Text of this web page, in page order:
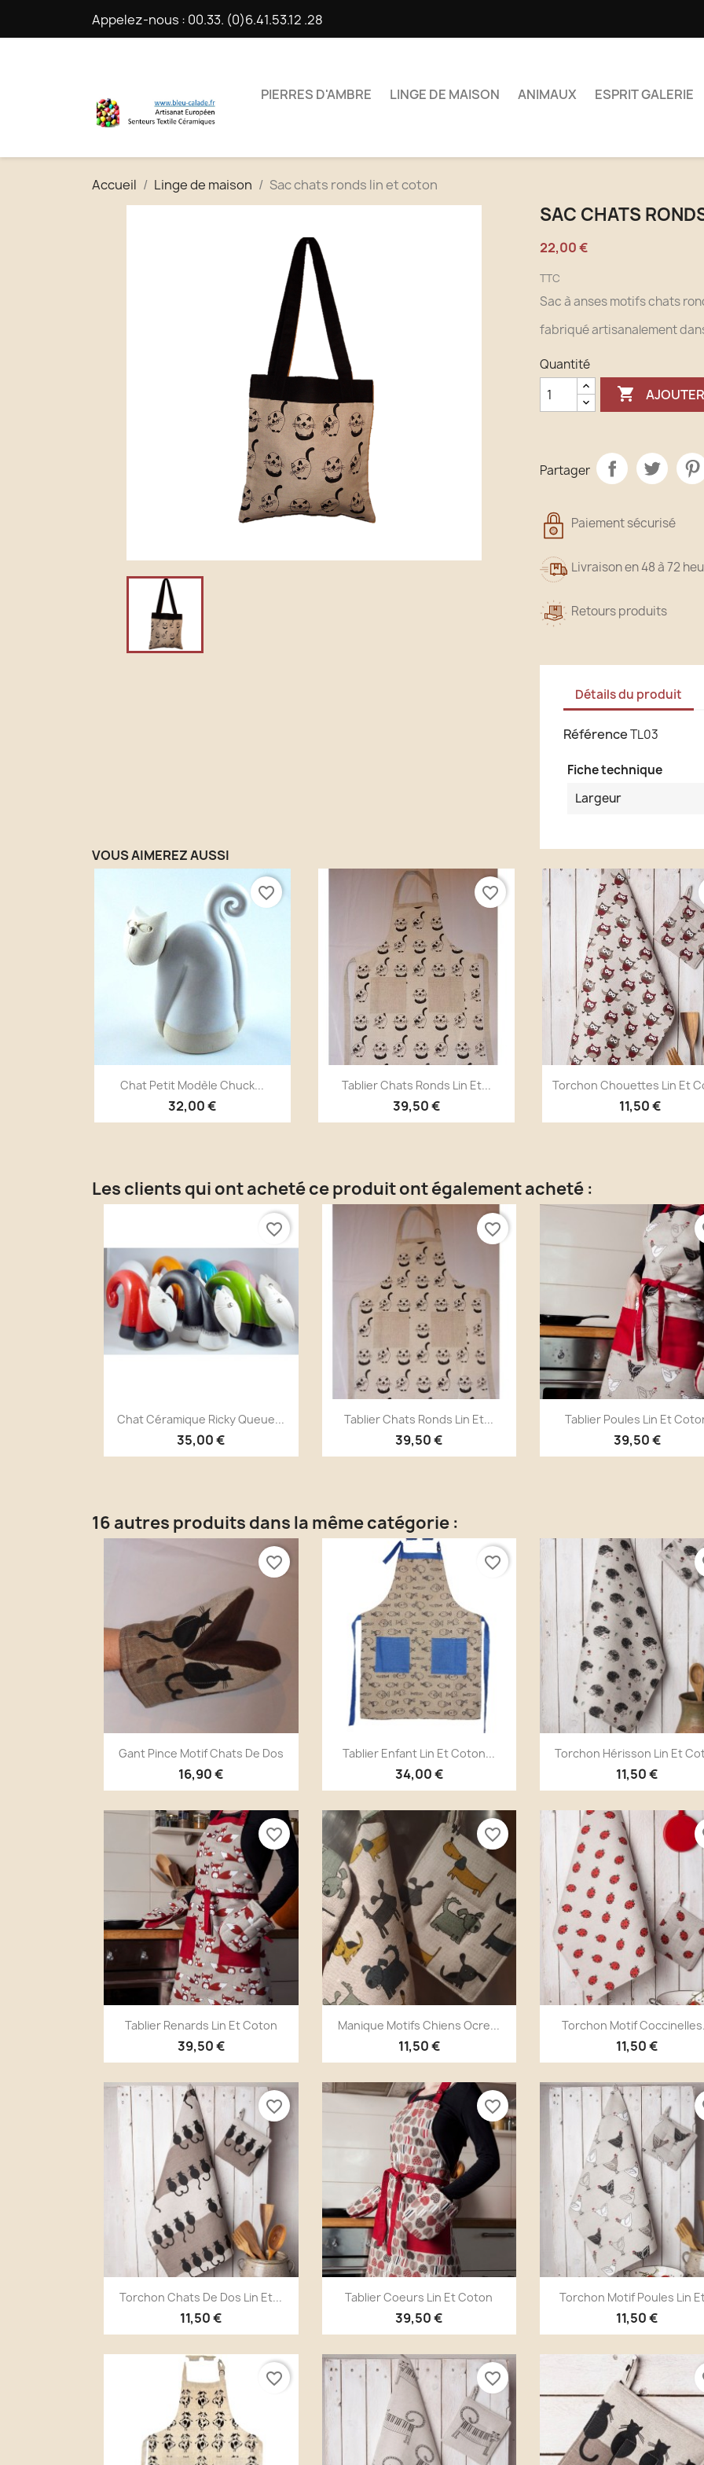
Appelez-nous : 00.33. (0)6.41.53.12 .28
PIERRES D'AMBRE LINGE DE MAISON ANIMAUX ESPRIT GALERIE
Accueil Linge de maison Sac chats ronds lin et coton
SAC CHATS
22,00 €
TTC
Sac à anses motifs chats
fabriqué artisanalement
Quantité

Partager
Paiement sécurisé
Livraison en 48 à 72
Retours produits
Détails du produit
RéférenceTL03
Fiche technique
Largeur
VOUS AIMEREZ AUSSI
Aperçu rapide
Chat Petit Modèle Chuck...
32,00 €
favorite_border
Aperçu rapide
Tablier Chats Ronds Lin Et...
39,50 €
favorite_border
Aperçu rapide
Torchon Chouettes Lin Et
11,50 €
Les clients qui ont acheté ce produit ont également acheté :
Aperçu rapide
Chat Céramique Ricky Queue...
35,00 €
favorite_border
Aperçu rapide
Tablier Chats Ronds Lin Et...
39,50 €
favorite_border
Aperçu rapide
Tablier Poules Lin Et
39,50 €
16 autres produits dans la même catégorie :
Aperçu rapide
Gant Pince Motif Chats De Dos
16,90 €
favorite_border
Aperçu rapide
Tablier Enfant Lin Et Coton...
34,00 €
favorite_border
 Aperçu rapide
Torchon Hérisson Lin Et
11,50 €
Aperçu rapide
Tablier Renards Lin Et Coton
39,50 €
favorite_border
 Aperçu rapide
Manique Motifs Chiens Ocre...
11,50 €
favorite_border
Aperçu rapide
Torchon Motif
11,50 €
Aperçu rapide
Torchon Chats De Dos Lin Et...
11,50 €
favorite_border
Aperçu rapide
Tablier Coeurs Lin Et Coton
39,50 €
favorite_border
Aperçu rapide
Torchon Motif Poules Lin
11,50 €
favorite_border favorite_border